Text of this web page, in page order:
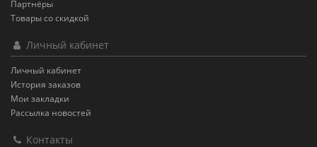
Партнёры
Товары со скидкой
Личный кабинет
Личный кабинет
История заказов
Мои закладки
Рассылка новостей
Контакты